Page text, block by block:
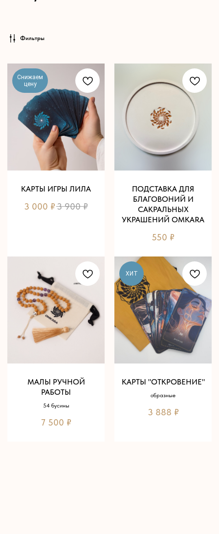
Фильтры
Снижаем
цену
КАРТЫ ИГРЫ ЛИЛА
3 000 ₽3 900 ₽
ПОДСТАВКА ДЛЯ
БЛАГОВОНИЙ И
САКРАЛЬНЫХ
УКРАШЕНИЙ OMKARA
550 ₽
МАЛЫ РУЧНОЙ
РАБОТЫ
54 бусины
7 500 ₽
ХИТ
КАРТЫ "ОТКРОВЕНИЕ"
образные
3 888 ₽